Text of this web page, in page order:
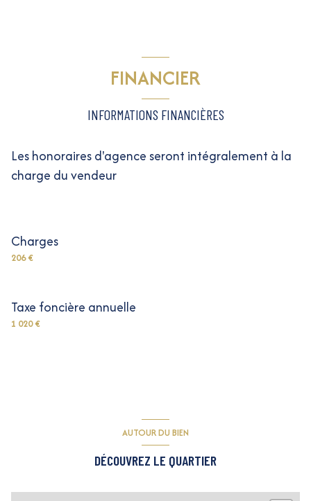
FINANCIER
INFORMATIONS FINANCIÈRES
Les honoraires d'agence seront intégralement à la
charge du vendeur
Charges
206 €
Taxe foncière annuelle
1 020 €
AUTOUR DU BIEN
DÉCOUVREZ LE QUARTIER